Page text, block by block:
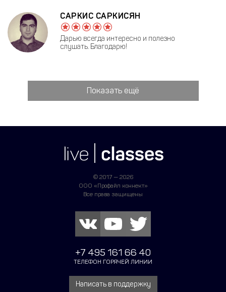
САРКИС САРКИСЯН
Дарью всегда интересно и полезно
слушать. Благодарю!
Показать ещё
© 2017 — 2026
ООО «Профайл коннект»
Все права защищены
+7 495 161 66 40
ТЕЛЕФОН ГОРЯЧЕЙ ЛИНИИ
Написать в поддержку